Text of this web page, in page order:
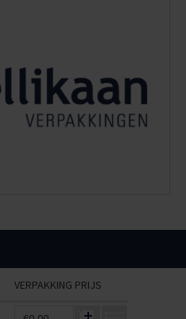
VERPAKKING PRIJS